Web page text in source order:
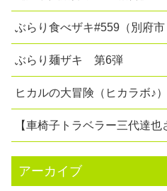
ぶらり食べザキ#559（別府市
ぶらり麺ザキ 第6弾
ヒカルの大冒険（ヒカラボ♪）
【車椅子トラベラー三代達也
アーカイブ